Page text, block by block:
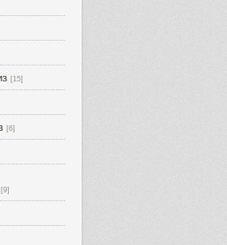
[15]
[6]
[9]